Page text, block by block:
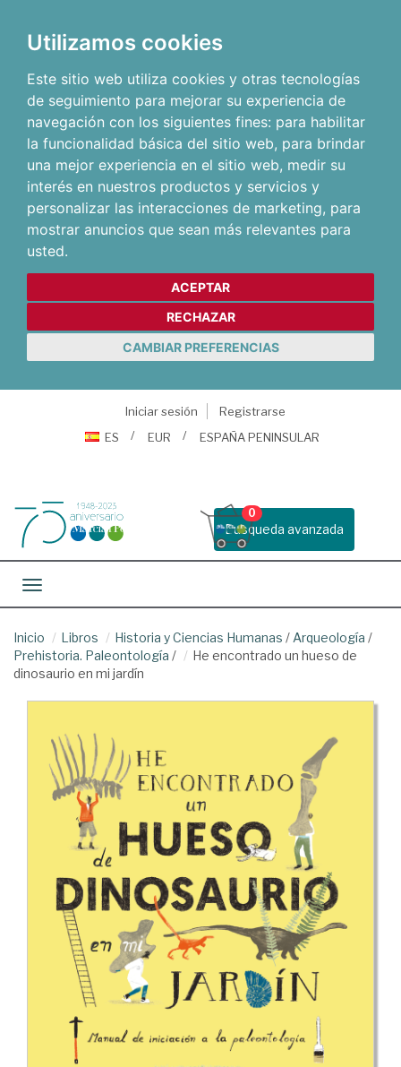
Utilizamos cookies
Este sitio web utiliza cookies y otras tecnologías
de seguimiento para mejorar su experiencia de
navegación con los siguientes fines: para habilitar
la funcionalidad básica del sitio web, para brindar
una mejor experiencia en el sitio web, medir su
interés en nuestros productos y servicios y
personalizar las interacciones de marketing, para
mostrar anuncios que sean más relevantes para
usted.
ACEPTAR
RECHAZAR
CAMBIAR PREFERENCIAS
Iniciar sesión
Registrarse
ES
EUR ESPAÑA PENINSULAR
Busqueda avanzada
0
Toggle navigation
Inicio Libros Historia y Ciencias Humanas / Arqueología /
Prehistoria. Paleontología /
He encontrado un hueso de
dinosaurio en mi jardín